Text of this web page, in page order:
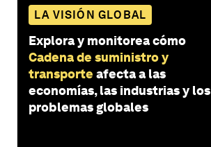
LA VISIÓN GLOBAL
Explora y monitorea cómo
Cadena de suministro y
transporte afecta a las
economías, las industrias y los
problemas globales